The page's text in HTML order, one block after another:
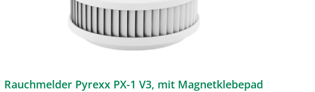
Rauchmelder Pyrexx PX-1 V3, mit Magnetklebepad